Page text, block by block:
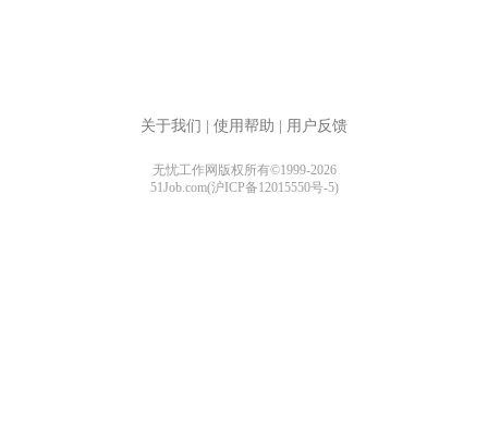
关于我们 使用帮助 用户反馈
无忧工作网版权所有©1999-2026
51Job.com(沪ICP备12015550号-5)